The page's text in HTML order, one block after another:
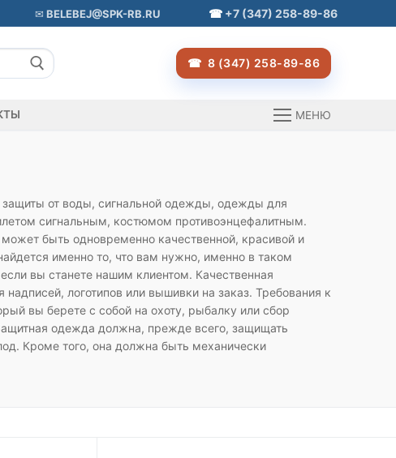
BELEBEJ@SPK-RB.RU +7 (347) 258-89-86
8 (347) 258-89-86
МЕНЮ
от воды, сигнальной одежды, одежды для
сигнальным, костюмом противоэнцефалитным.
быть одновременно качественной, красивой и
именно то, что вам нужно, именно в таком
вы станете нашим клиентом. Качественная
логотипов или вышивки на заказ. Требования к
вы берете с собой на охоту, рыбалку или сбор
одежда должна, прежде всего, защищать
Кроме того, она должна быть механически